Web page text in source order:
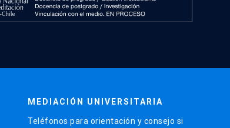
MEDIACIÓN UNIVERSITARIA
Teléfonos para orientación y consejo si